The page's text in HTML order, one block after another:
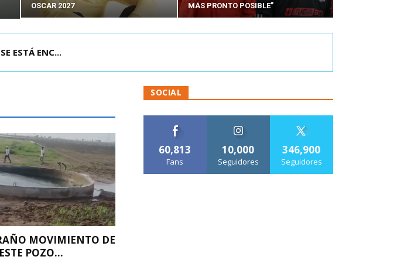
OSCAR 2027
MÁS PRONTO POSIBLE”
MENOS NUEVE MU...
MOVIMIENTO DE
POZO...
SOCIAL
60,813
Fans
10,000
Seguidores
346,900
Seguidores